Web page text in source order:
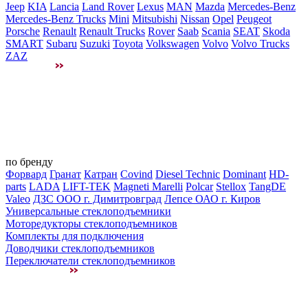
Jeep KIA Lancia Land Rover Lexus MAN Mazda Mercedes-Benz
Mercedes-Benz Trucks Mini Mitsubishi Nissan Opel Peugeot
Porsche Renault Renault Trucks Rover Saab Scania SEAT Skoda
SMART Subaru Suzuki Toyota Volkswagen Volvo Volvo Trucks
ZAZ
по бренду
Форвард Гранат Катран Covind Diesel Technic Dominant HD-
parts LADA LIFT-TEK Magneti Marelli Polcar Stellox TangDE
Valeo ДЗС ООО г. Димитровград Лепсе ОАО г. Киров
Универсальные стеклоподъемники
Моторедукторы стеклоподъемников
Комплекты для подключения
Доводчики стеклоподъемников
Переключатели стеклоподъемников